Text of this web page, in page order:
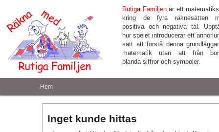
Rutiga Familjenär ett
kring de fyra räknesätten
positiva och negativa tal.
hur spelet introducerar ett
sätt att förstå denna
matematik utan att från
blanda siffror och symboler.
Hoppa till huvudinnehåll
Hoppa till sekundärt innehåll
Hem
Inget kunde hittas